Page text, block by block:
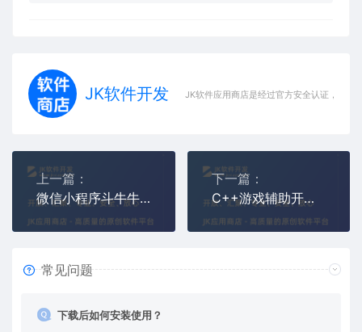
JK软件开发 JK软件应用商店是经过官方安全认证，保障
上一篇：
微信小程序斗牛牛外挂：底牌全开+智能下注，改变牛局格局
下一篇：
C++游戏辅助开发全流程实战指南
常见问题
下载后如何安装使用？